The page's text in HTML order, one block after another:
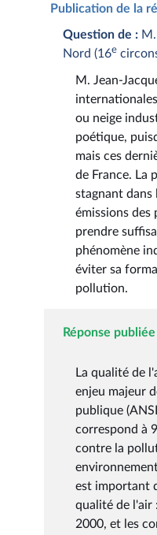
Publication de la
Question de :
Nord (16e
M. Jean-
ou neige
poétique,
mais ces
de France. La
stagnant dans
émissions
prendre
phénomène
éviter sa
pollution.
Réponse
La qualité de
enjeu majeur
publique
correspond à
contre la
est important
qualité de l'air
2000, et les